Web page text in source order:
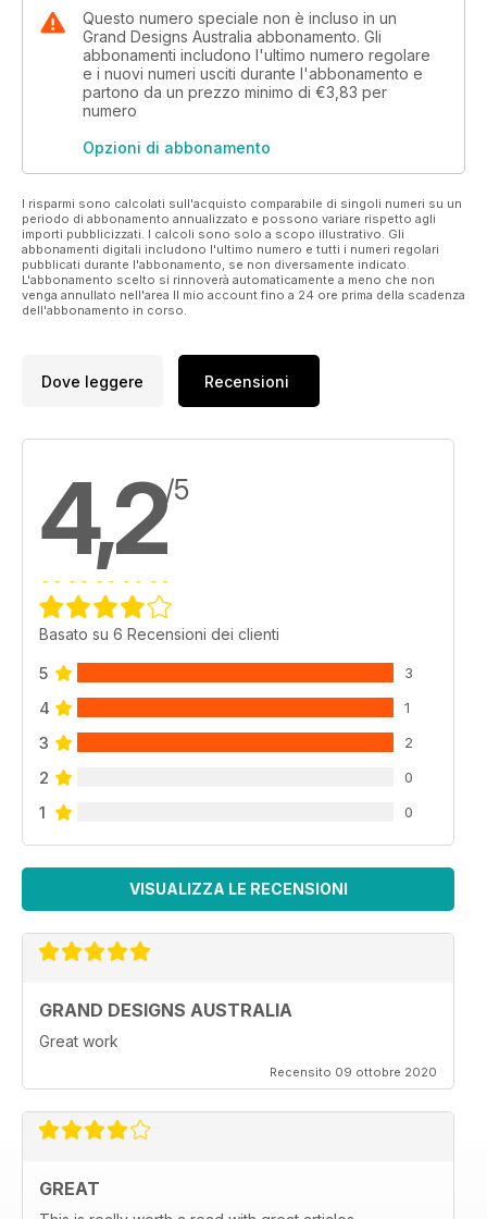
Whatever the scope of your build or renovation, you’ll find a
wealth of information to set you on the path to a cohesive
and visually stunning home.
Questo numero speciale non è incluso in un
Grand Designs Australia abbonamento. Gli
abbonamenti includono l'ultimo numero regolare
e i nuovi numeri usciti durante l'abbonamento e
partono da un prezzo minimo di €3,83 per
numero
Opzioni di abbonamento
I risparmi sono calcolati sull'acquisto comparabile di singoli numeri su un
periodo di abbonamento annualizzato e possono variare rispetto agli
importi pubblicizzati. I calcoli sono solo a scopo illustrativo. Gli
abbonamenti digitali includono l'ultimo numero e tutti i numeri regolari
pubblicati durante l'abbonamento, se non diversamente indicato.
L'abbonamento scelto si rinnoverà automaticamente a meno che non
venga annullato nell'area Il mio account fino a 24 ore prima della scadenza
dell'abbonamento in corso.
Dove leggere Recensioni
4,2/5
Basato su 6 Recensioni dei clienti
5 3
4 1
3 2
2 0
1 0
VISUALIZZA LE RECENSIONI
GRAND DESIGNS AUSTRALIA
Great work
Recensito 09 ottobre 2020
GREAT